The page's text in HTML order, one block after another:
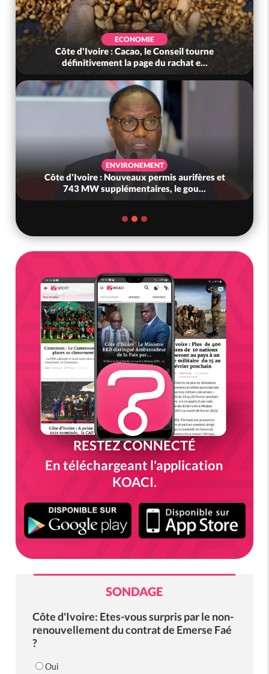
ECONOMIE
Côte d'Ivoire : Cacao, le Conseil tourne
définitivement la page du rachat e...
ENVIRONEMENT
Côte d'Ivoire : Nouveaux permis aurifères et
743 MW supplémentaires, le gou...
RESTEZ CONNECTÉ
En téléchargeant l'application
KOACI.
SONDAGE
Côte d'Ivoire: Etes-vous surpris par le non-
renouvellement du contrat de Emerse Faé
?
Oui